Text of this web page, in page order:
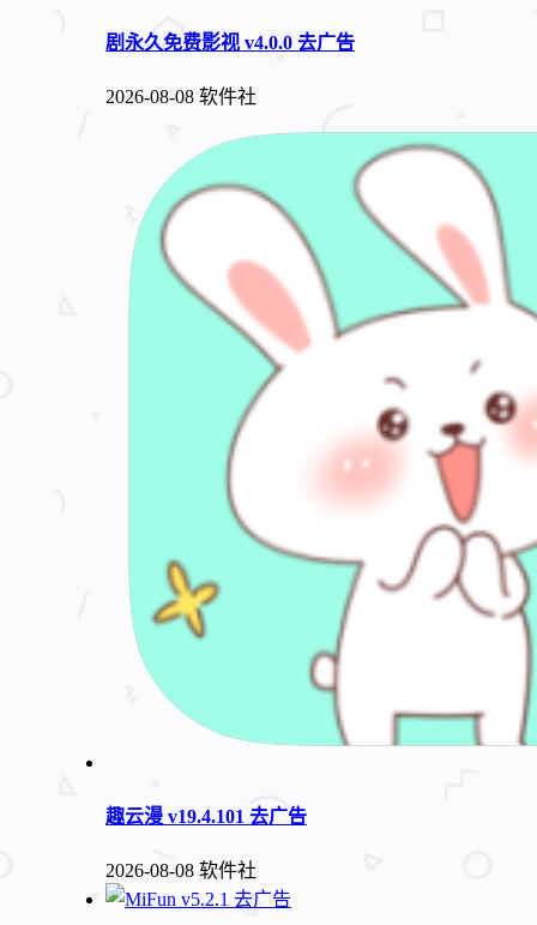
剧永久免费影视 v4.0.0 去广告
2026-08-08 软件社
趣云漫 v19.4.101 去广告
2026-08-08 软件社